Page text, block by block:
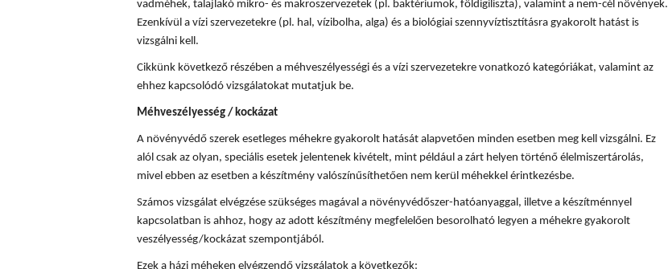
vadméhek, talajlakó mikro- és makroszervezetek (pl. baktériumok, földigiliszta), valamint a nem-cél növények.
Ezenkívül a vízi szervezetekre (pl. hal, vízibolha, alga) és a biológiai szennyvíztisztításra gyakorolt hatást is
vizsgálni kell.
Cikkünk következő részében a méhveszélyességi és a vízi szervezetekre vonatkozó kategóriákat, valamint az
ehhez kapcsolódó vizsgálatokat mutatjuk be.
Méhveszélyesség / kockázat
A növényvédő szerek esetleges méhekre gyakorolt hatását alapvetően minden esetben meg kell vizsgálni. Ez
alól csak az olyan, speciális esetek jelentenek kivételt, mint például a zárt helyen történő élelmiszertárolás,
mivel ebben az esetben a készítmény valószínűsíthetően nem kerül méhekkel érintkezésbe.
Számos vizsgálat elvégzése szükséges magával a növényvédőszer-hatóanyaggal, illetve a készítménnyel
kapcsolatban is ahhoz, hogy az adott készítmény megfelelően besorolható legyen a méhekre gyakorolt
veszélyesség/kockázat szempontjából.
Ezek a házi méheken elvégzendő vizsgálatok a következők: